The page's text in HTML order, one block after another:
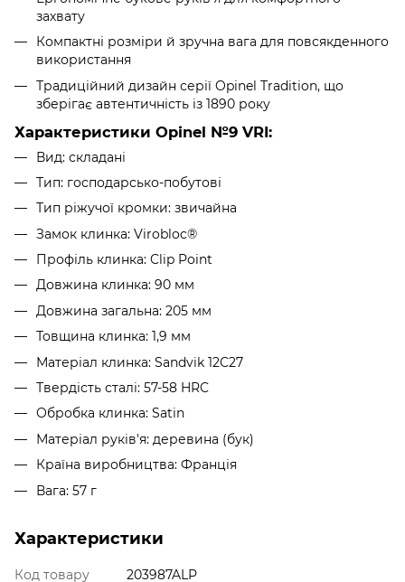
захвату
Компактні розміри й зручна вага для повсякденного
використання
Традиційний дизайн серії Opinel Tradition, що
зберігає автентичність із 1890 року
Характеристики Opinel №9 VRI:
Вид: складані
Тип: господарсько-побутові
Тип ріжучої кромки: звичайна
Замок клинка: Virobloc®
Профіль клинка: Clip Point
Довжина клинка: 90 мм
Довжина загальна: 205 мм
Товщина клинка: 1,9 мм
Матеріал клинка: Sandvik 12C27
Твердість сталі: 57-58 HRC
Обробка клинка: Satin
Матеріал руків'я: деревина (бук)
Країна виробництва: Франція
Вага: 57 г
Характеристики
Код товару 203987ALP